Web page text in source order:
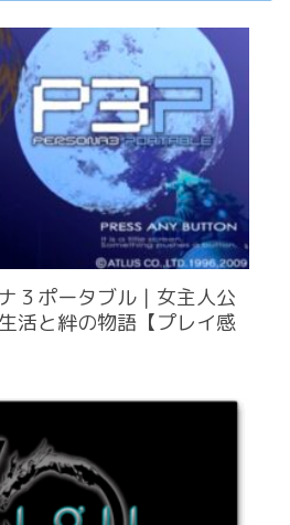
３ポータブル｜女主人公
活と絆の物語【プレイ感